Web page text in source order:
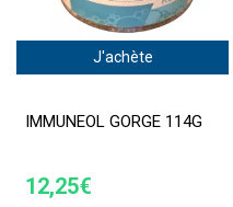
J'achète
IMMUNEOL GORGE 114G
12,25€